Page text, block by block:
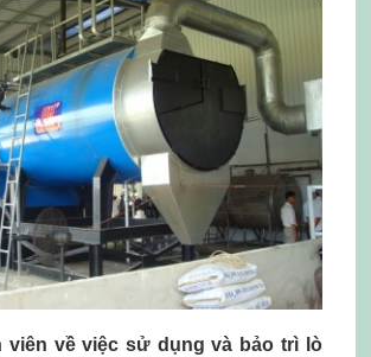
viên về việc sử dụng và bảo trì lò